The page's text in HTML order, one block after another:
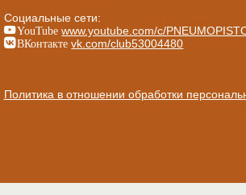
Социальные сети:
YouTube www.youtube.com/c/
ВКонтакте vk.com/club53004480
Политика в отношении обработки